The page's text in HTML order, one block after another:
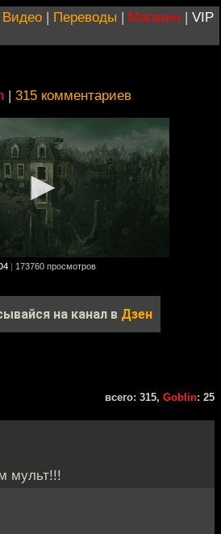
Видео | Переводы | Магазин | VIP
| 315 комментариев
173760 просмотров
на канал в Дзен
всего: 315, Goblin: 25
мульт!!!